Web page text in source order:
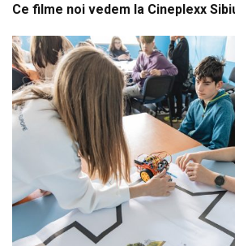
Ce filme noi vedem la Cineplexx